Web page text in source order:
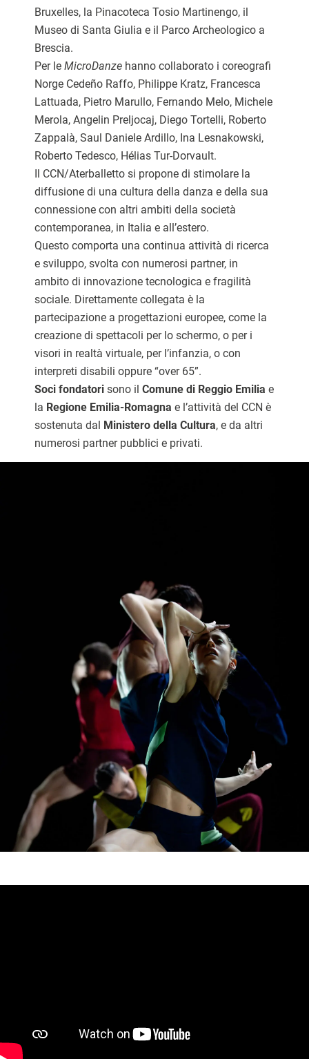
Bruxelles, la Pinacoteca Tosio Martinengo, il
Museo di Santa Giulia e il Parco Archeologico a
Brescia.
Per le MicroDanze hanno collaborato i coreografi
Norge Cedeño Raffo, Philippe Kratz, Francesca
Lattuada, Pietro Marullo, Fernando Melo, Michele
Merola, Angelin Preljocaj, Diego Tortelli, Roberto
Zappalà, Saul Daniele Ardillo, Ina Lesnakowski,
Roberto Tedesco, Hélias Tur-Dorvault.
Il CCN/Aterballetto si propone di stimolare la
diffusione di una cultura della danza e della sua
connessione con altri ambiti della società
contemporanea, in Italia e all’estero.
Questo comporta una continua attività di ricerca
e sviluppo, svolta con numerosi partner, in
ambito di innovazione tecnologica e fragilità
sociale. Direttamente collegata è la
partecipazione a progettazioni europee, come la
creazione di spettacoli per lo schermo, o per i
visori in realtà virtuale, per l’infanzia, o con
interpreti disabili oppure “over 65”.
Soci fondatori sono il Comune di Reggio Emilia e
la Regione Emilia-Romagna e l’attività del CCN è
sostenuta dal
Ministero della Cultura, e da altri
numerosi partner pubblici e privati.